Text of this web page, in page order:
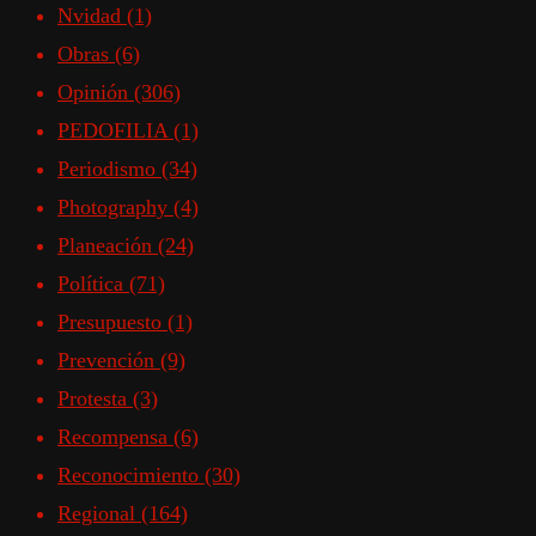
Nvidad (1)
Obras (6)
Opinión (306)
PEDOFILIA (1)
Periodismo (34)
Photography (4)
Planeación (24)
Política (71)
Presupuesto (1)
Prevención (9)
Protesta (3)
Recompensa (6)
Reconocimiento (30)
Regional (164)